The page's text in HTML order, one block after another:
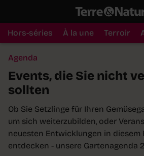
Hors-séries À la une Terroir
Agenda
Events, die Sie nicht
sollten
Ob Sie Setzlinge für Ihren
um sich weiterzubilden, oder
neuesten Entwicklungen in diesem
entdecken - unsere Gartenagenda